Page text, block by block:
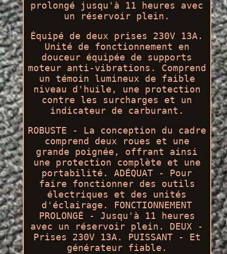
prolongé jusqu'à 11 heures avec
un réservoir plein.
Équipé de deux prises 230V 13A.
Unité de fonctionnement en
douceur équipée de supports
moteur anti-vibrations. Comprend
un témoin lumineux de faible
niveau d'huile, une protection
contre les surcharges et un
indicateur de carburant.
ROBUSTE - La conception du cadre
comprend deux roues et une
grande poignée, offrant ainsi
une protection complète et une
portabilité. ADÉQUAT - Pour
faire fonctionner des outils
électriques et des unités
d'éclairage. FONCTIONNEMENT
PROLONGÉ - Jusqu'à 11 heures
avec un réservoir plein. DEUX -
Prises 230V 13A. PUISSANT - Et
générateur fiable.